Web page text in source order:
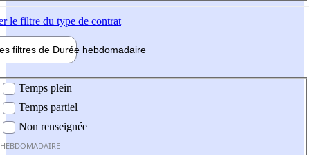
le filtre du type de contrat
filtres de Durée hebdomadaire
Temps plein
Temps partiel
Non renseignée